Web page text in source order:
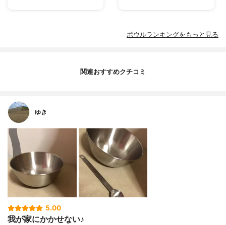
ボウルランキングをもっと見る
関連おすすめクチコミ
ゆき
5.00
我が家にかかせない♪